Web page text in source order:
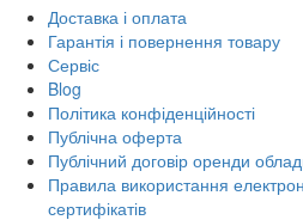
Доставка і оплата
Гарантія і повернення товару
Сервіс
Blog
Політика конфіденційності
Публічна оферта
Публічний договір оренди
Правила використання
сертифікатів